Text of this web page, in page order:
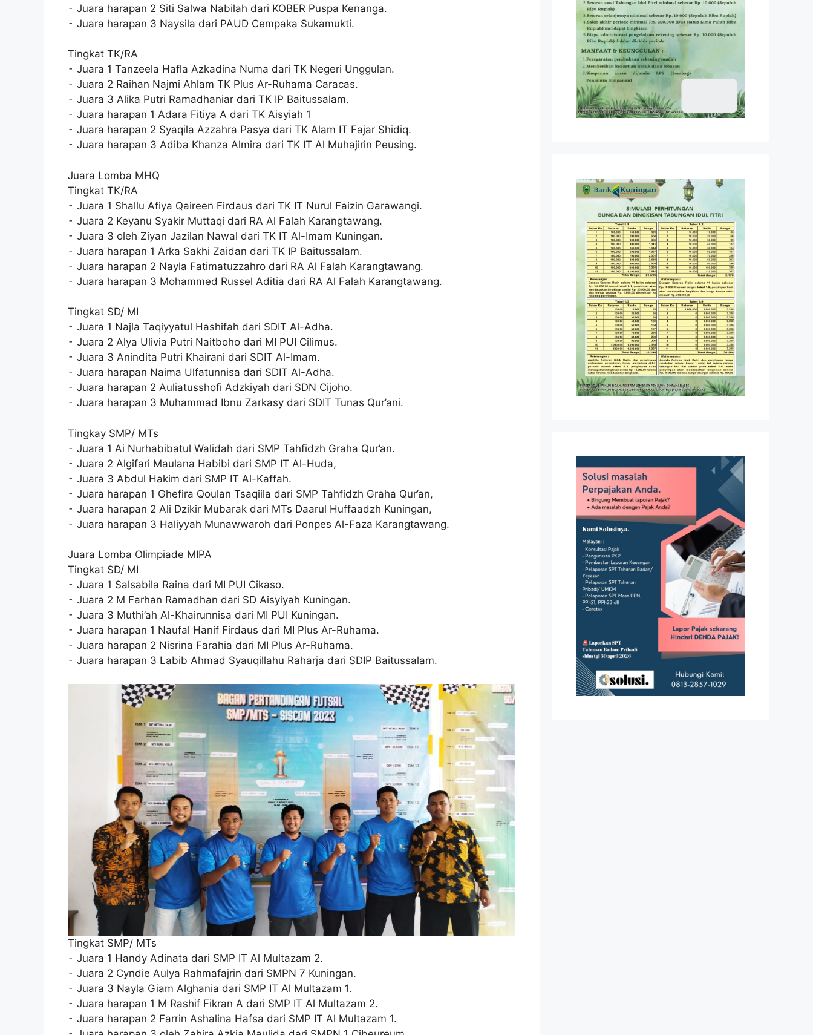
⁃ Juara harapan 2 Siti Salwa Nabilah dari KOBER Puspa Kenanga.
⁃ Juara harapan 3 Naysila dari PAUD Cempaka Sukamukti.
Tingkat TK/RA
⁃ Juara 1 Tanzeela Hafla Azkadina Numa dari TK Negeri Unggulan.
⁃ Juara 2 Raihan Najmi Ahlam TK Plus Ar-Ruhama Caracas.
⁃ Juara 3 Alika Putri Ramadhaniar dari TK IP Baitussalam.
⁃ Juara harapan 1 Adara Fitiya A dari TK Aisyiah 1
⁃ Juara harapan 2 Syaqila Azzahra Pasya dari TK Alam IT Fajar Shidiq.
⁃ Juara harapan 3 Adiba Khanza Almira dari TK IT Al Muhajirin Peusing.
Juara Lomba MHQ
Tingkat TK/RA
⁃ Juara 1 Shallu Afiya Qaireen Firdaus dari TK IT Nurul Faizin Garawangi.
⁃ Juara 2 Keyanu Syakir Muttaqi dari RA Al Falah Karangtawang.
⁃ Juara 3 oleh Ziyan Jazilan Nawal dari TK IT Al-Imam Kuningan.
⁃ Juara harapan 1 Arka Sakhi Zaidan dari TK IP Baitussalam.
⁃ Juara harapan 2 Nayla Fatimatuzzahro dari RA Al Falah Karangtawang.
⁃ Juara harapan 3 Mohammed Russel Aditia dari RA Al Falah Karangtawang.
Tingkat SD/ MI
⁃ Juara 1 Najla Taqiyyatul Hashifah dari SDIT Al-Adha.
⁃ Juara 2 Alya Ulivia Putri Naitboho dari MI PUI Cilimus.
⁃ Juara 3 Anindita Putri Khairani dari SDIT Al-Imam.
⁃ Juara harapan Naima Ulfatunnisa dari SDIT Al-Adha.
⁃ Juara harapan 2 Auliatusshofi Adzkiyah dari SDN Cijoho.
⁃ Juara harapan 3 Muhammad Ibnu Zarkasy dari SDIT Tunas Qur’ani.
Tingkay SMP/ MTs
⁃ Juara 1 Ai Nurhabibatul Walidah dari SMP Tahfidzh Graha Qur’an.
⁃ Juara 2 Algifari Maulana Habibi dari SMP IT Al-Huda,
⁃ Juara 3 Abdul Hakim dari SMP IT Al-Kaffah.
⁃ Juara harapan 1 Ghefira Qoulan Tsaqiila dari SMP Tahfidzh Graha Qur’an,
⁃ Juara harapan 2 Ali Dzikir Mubarak dari MTs Daarul Huffaadzh Kuningan,
⁃ Juara harapan 3 Haliyyah Munawwaroh dari Ponpes Al-Faza Karangtawang.
Juara Lomba Olimpiade MIPA
Tingkat SD/ MI
⁃ Juara 1 Salsabila Raina dari MI PUI Cikaso.
⁃ Juara 2 M Farhan Ramadhan dari SD Aisyiyah Kuningan.
⁃ Juara 3 Muthi’ah Al-Khairunnisa dari MI PUI Kuningan.
⁃ Juara harapan 1 Naufal Hanif Firdaus dari MI Plus Ar-Ruhama.
⁃ Juara harapan 2 Nisrina Farahia dari MI Plus Ar-Ruhama.
⁃ Juara harapan 3 Labib Ahmad Syauqillahu Raharja dari SDIP Baitussalam.
Tingkat SMP/ MTs
⁃ Juara 1 Handy Adinata dari SMP IT Al Multazam 2.
⁃ Juara 2 Cyndie Aulya Rahmafajrin dari SMPN 7 Kuningan.
⁃ Juara 3 Nayla Giam Alghania dari SMP IT Al Multazam 1.
⁃ Juara harapan 1 M Rashif Fikran A dari SMP IT Al Multazam 2.
⁃ Juara harapan 2 Farrin Ashalina Hafsa dari SMP IT Al Multazam 1.